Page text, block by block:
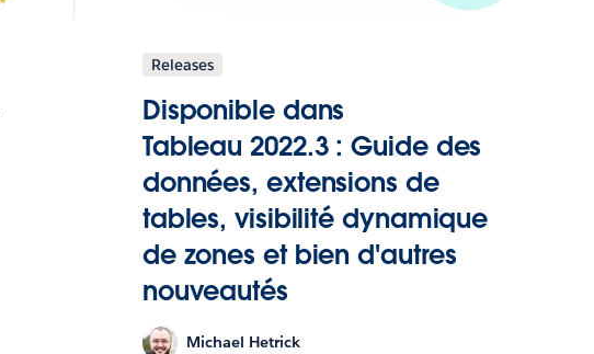
Releases
Disponible dans
Tableau 2022.3 : Guide des
données, extensions de
tables, visibilité dynamique
de zones et bien d'autres
nouveautés
Michael Hetrick